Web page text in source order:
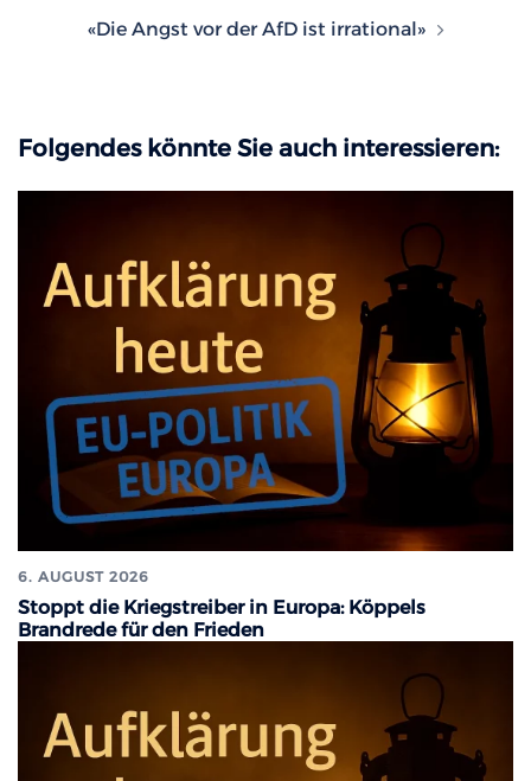
«Die Angst vor der AfD ist irrational»
Folgendes könnte Sie auch interessieren:
6. AUGUST 2026
Stoppt die Kriegstreiber in Europa: Köppels
Brandrede für den Frieden